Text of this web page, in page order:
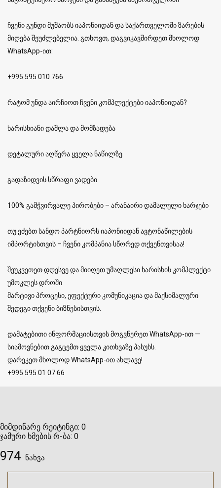
ჩვენი გუნდი მუშაობს იაპონიიდან და საქართველოში ზარების
მიღება შეუძლებელია. გთხოვთ, დაგვიკავშირდეთ მხოლოდ
WhatsApp-ით:
+995 595 010 766
რატომ უნდა აირჩიოთ ჩვენი კომპლექტები იაპონიიდან?
ხარისხიანი დაშლა და მომზადება
დეტალური აღწერა ყველა ნაწილზე
გადაზიდვის სწრაფი ვადები
100% გამჭვირვალე პირობები – არანაირი დამალული ხარჯები
თუ ეძებთ სანდო პარტნიორს იაპონიიდან ავტონაწილების
იმპორტისთვის – ჩვენი კომპანია სწორედ თქვენთვისაა!
შეუკვეთეთ დღესვე და მიიღეთ უმაღლესი ხარისხის კომპლექტი
უმოკლეს დროში
მარტივი პროცესი, ეფექტური კომუნიკაცია და მაქსიმალური
შედეგი თქვენი ბიზნესისთვის.
დამატებითი ინფორმაციისთვის მოგვწერეთ WhatsApp-ით —
სიამოვნებით გაგცემთ ყველა კითხვაზე პასუხს.
დარეკეთ მხოლოდ WhatsApp-ით ახლავე!
+995 595 01 07 66
მიმდინარე რეიტინგი: 0
ჯამური ხმების რ-ბა: 0
974 ნახვა